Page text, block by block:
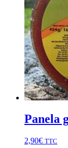
Panela
2,90€ TTC